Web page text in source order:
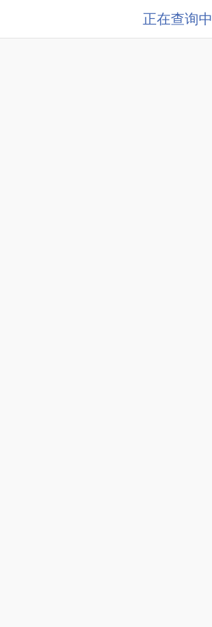
正在查询中